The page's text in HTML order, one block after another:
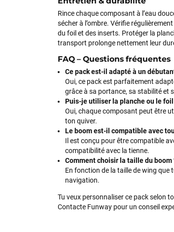
Rince chaque composant à l’eau
sécher à l’ombre. Vérifie
du foil et des inserts. Protéger la
transport prolonge nettement leur
FAQ – Questions fréquentes
Ce pack est-il adapté à un
Oui, ce pack est parfaitement
grâce à sa portance, sa stabilité et
Puis-je utiliser la planche ou le
Oui, chaque composant peut être
ton quiver.
Le boom est-il compatible avec
Il est conçu pour être compatible
compatibilité avec la tienne.
Comment choisir la taille du boom
En fonction de la taille de wing que
navigation.
Tu veux personnaliser ce pack selon
Contacte Funway pour un conseil